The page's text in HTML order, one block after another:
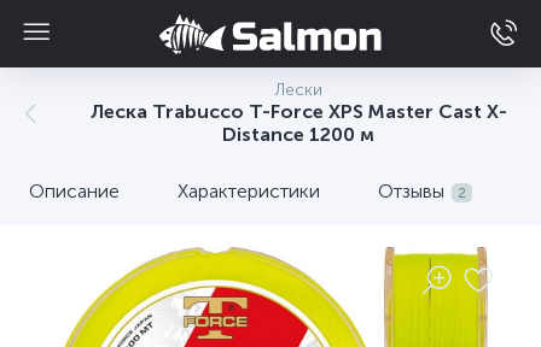
Лески
Леска Trabucco T-Force XPS Master Cast X-
Distance 1200 м
Описание Характеристики Отзывы 2